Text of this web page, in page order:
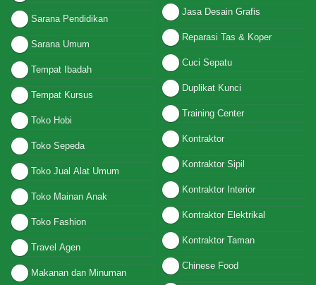
Sarana Pendidikan
Sarana Umum
Tempat Ibadah
Tempat Kursus
Toko Hobi
Toko Sepeda
Toko Jual Alat Umum
Toko Mainan Anak
Toko Fashion
Travel Agen
Makanan dan Minuman
Jasa Desain Grafis
Reparasi Tas & Koper
Cuci Sepatu
Duplikat Kunci
Training Center
Kontraktor
Kontraktor Sipil
Kontraktor Interior
Kontraktor Elektrikal
Kontraktor Taman
Chinese Food